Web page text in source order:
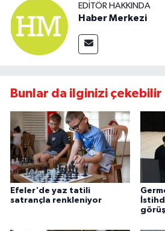
EDITÖR HAKKINDA
Haber Merkezi
Bunlar da ilginizi çekebilir
Efeler'de yaz tatili
satrançla renkleniyor